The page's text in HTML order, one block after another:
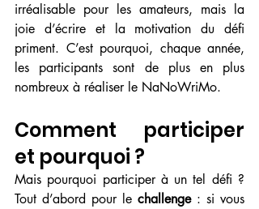
irréalisable pour les amateurs, mais la
joie d’écrire et la motivation du défi
priment. C’est pourquoi, chaque année,
les participants sont de plus en plus
nombreux à réaliser le NaNoWriMo.
Comment participer
et pourquoi ?
Mais pourquoi participer à un tel défi ?
Tout d’abord pour le challenge : si vous